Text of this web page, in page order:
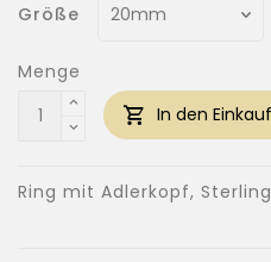
Größe
Menge
In den
Ring mit Adlerkopf,